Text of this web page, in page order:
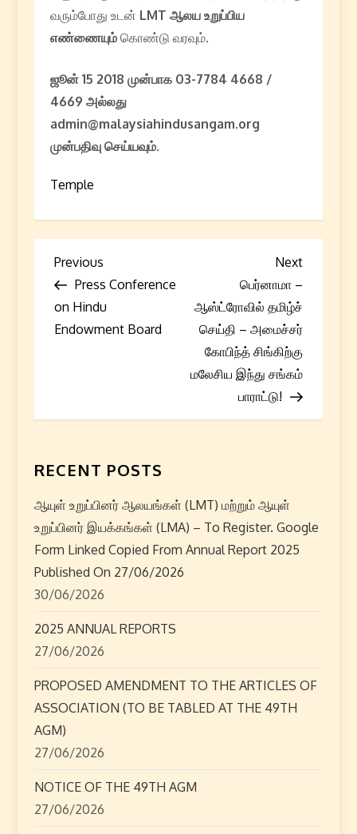
வரும்போது உடன் LMT ஆலய உறுப்பிய
எண்ணையும்கொண்டு வரவும்.
ஜூன் 15 2018 முன்பாக 03-7784 4668 /
4669 அல்லது
admin@malaysiahindusangam.org
முன்பதிவு செய்யவும்.
Temple
P
o
s
v
i
g
a
t
i
o
n
Previous
Post
Previous
Press Conference
on Hindu
Endowment Board
Next
Next
பெர்னாமா –
ஆஸ்ட்ரோவில் தமிழ்ச்
செய்தி – அமைச்சர்
கோபிந்த் சிங்கிற்கு
மலேசிய இந்து சங்கம்
பாராட்டு!
RECENT POSTS
ஆயுள் உறுப்பினர் ஆலயங்கள் (LMT) மற்றும் ஆயுள்
உறுப்பினர் இயக்கங்கள் (LMA) – To Register. Google
Form Linked Copied From Annual Report 2025
Published On 27/06/2026
30/06/2026
2025 ANNUAL REPORTS
27/06/2026
PROPOSED AMENDMENT TO THE ARTICLES OF
ASSOCIATION (TO BE TABLED AT THE 49TH
AGM)
27/06/2026
NOTICE OF THE 49TH AGM
27/06/2026